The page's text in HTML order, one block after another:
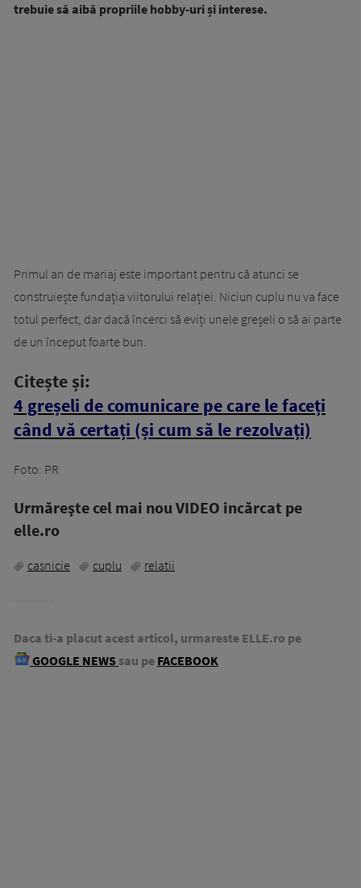
trebuie să aibă propriile hobby-uri și interese.
Primul an de mariaj este important pentru că atunci se
construiește fundația viitorului relației. Niciun cuplu nu va face
totul perfect, dar dacă încerci să eviți unele greșeli o să ai parte
de un început foarte bun.
Citește și:
4 greșeli de comunicare pe care le faceți
când vă certați (și cum să le rezolvați)
Foto: PR
Urmăreşte cel mai nou VIDEO incărcat pe
elle.ro
casnicie cuplu relatii
Daca ti-a placut acest articol, urmareste ELLE.ro pe
GOOGLE NEWS sau pe FACEBOOK